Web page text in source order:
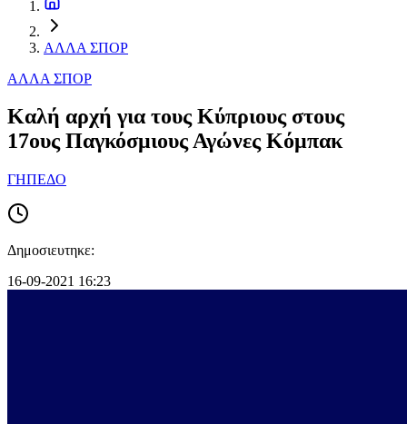
ΑΛΛΑ ΣΠΟΡ
ΑΛΛΑ ΣΠΟΡ
Καλή αρχή για τους Κύπριους στους
17ους Παγκόσμιους Αγώνες Κόμπακ
ΓΗΠΕΔΟ
Δημοσιευτηκε:
16-09-2021 16:23